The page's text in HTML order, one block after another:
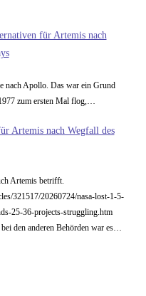
für Artemis nach
nach Apollo. Das war ein Grund
zum ersten Mal flog,…
Artemis nach Wegfall des
Artemis betrifft.
321517/20260724/nasa-lost-1-5-
25-36-projects-struggling.htm
den anderen Behörden war es…